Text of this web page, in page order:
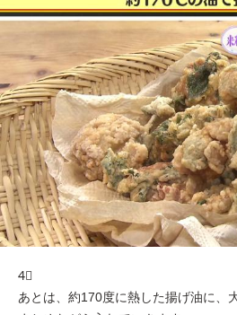
4⃣
あとは、約170度に熱した揚げ油に、